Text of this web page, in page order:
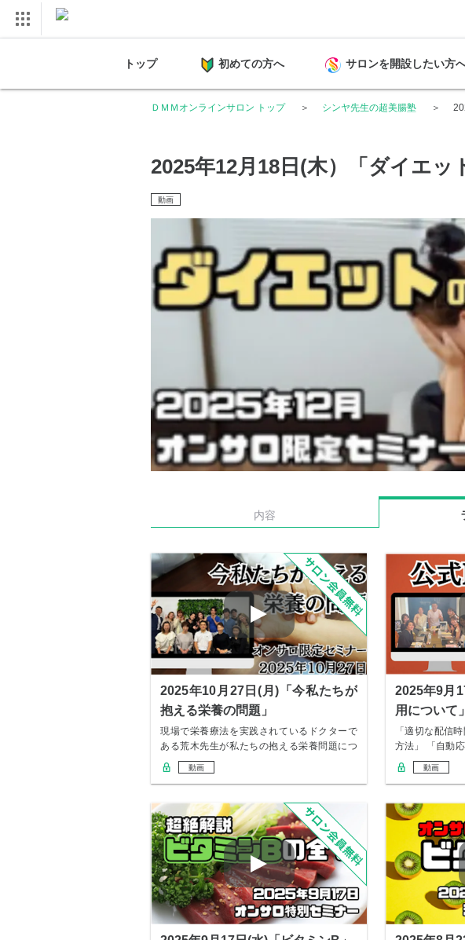
トップ 初めての方へ サロンを開設したい方
ＤＭＭオンラインサロン トップ シンヤ先生の超美腸塾
2025年12月18日(木）「ダイエッ
動画
内容
2025年10月27日(月)「今私たちが
抱える栄養の問題」
現場で栄養療法を実践されているドクターで
ある荒木先生が私たちの抱える栄養問題につ
いてたくさ…
動画
2025年9月
用について」
「適切な配信
方法」 「自動
いて…
動画